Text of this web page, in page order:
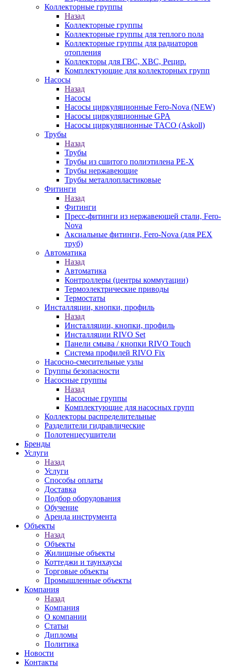
Коллекторные группы
Назад
Коллекторные группы
Коллекторные группы для теплого пола
Коллекторные группы для радиаторов
отопления
Коллекторы для ГВС, ХВС, Рецир.
Комплектующие для коллекторных групп
Насосы
Назад
Насосы
Насосы циркуляционные Fero-Nova (NEW)
Насосы циркуляционные GPA
Насосы циркуляционные TACO (Askoll)
Трубы
Назад
Трубы
Трубы из сшитого полиэтилена PE-X
Трубы нержавеющие
Трубы металлопластиковые
Фитинги
Назад
Фитинги
Пресс-фитинги из нержавеющей стали, Fero-
Nova
Аксиальные фитинги, Fero-Nova (для PEX
труб)
Автоматика
Назад
Автоматика
Контроллеры (центры коммутации)
Термоэлектрические приводы
Термостаты
Инсталляции, кнопки, профиль
Назад
Инсталляции, кнопки, профиль
Инсталляции RIVO Set
Панели смыва / кнопки RIVO Touch
Система профилей RIVO Fix
Насосно-смесительные узлы
Группы безопасности
Насосные группы
Назад
Насосные группы
Комплектующие для насосных групп
Коллекторы распределительные
Разделители гидравлические
Полотенцесушители
Бренды
Услуги
Назад
Услуги
Способы оплаты
Доставка
Подбор оборудования
Обучение
Аренда инструмента
Объекты
Назад
Объекты
Жилищные объекты
Коттеджи и таунхаусы
Торговые объекты
Промышленные объекты
Компания
Назад
Компания
О компании
Статьи
Дипломы
Политика
Новости
Контакты